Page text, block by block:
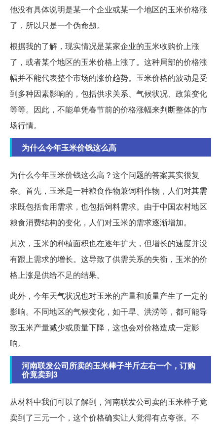
他没有具体说明是某一个企业或某一个地区的玉米价格涨
了，所以只是一个伪命题。
根据我的了解，现实情况是某家企业的玉米收购价上涨
了，或者某个地区的玉米价格上涨了。这种局部的价格涨
幅并不能代表整个市场的涨价趋势。玉米价格的波动是受
到多种因素影响的，包括供求关系、气候状况、政策变化
等等。因此，不能单凭春节前的价格涨幅来判断整体的市
场行情。
为什么今年玉米价钱这么高
为什么今年玉米价钱这么高？这个问题的答案其实很复
杂。首先，玉米是一种粮食作物兼饲料作物，人们对其需
求既包括食用需求，也包括饲料需求。由于中国农村地区
粮食消费结构的变化，人们对玉米的需求逐渐增加。
其次，玉米的种植面积也在逐年扩大，但增长的速度并没
有跟上需求的增长。这导致了供需关系的失衡，玉米的价
格上涨是供给不足的结果。
此外，今年天气状况也对玉米的产量和质量产生了一定的
影响。不同地区的气候变化，如干旱、洪涝等，都可能导
致玉米产量减少或质量下降，这也会对价格造成一定影
响。
河南联发公司所卖的玉米棒子半斤左右一个，订购
价竟卖到3
从材料中我们可以了解到，河南联发公司卖的玉米棒子竟
卖到了三元一个，这个价格确实让人觉得有点夸张。不